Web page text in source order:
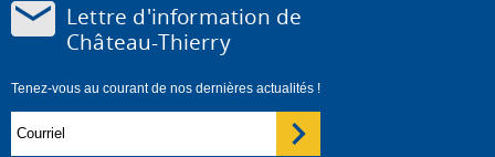
Lettre d'information de
Château-Thierry
Tenez-vous au courant de nos dernières actualités !